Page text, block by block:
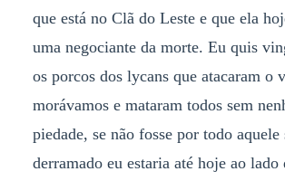
que está no Clã do Leste e que ela
uma negociante da morte. Eu quis
os porcos dos lycans que atacaram o
morávamos e mataram todos sem
piedade, se não fosse por todo aquele
derramado eu estaria até hoje ao lado